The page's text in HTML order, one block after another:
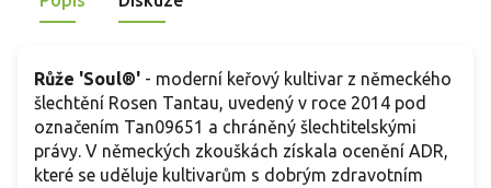
nabízí.
Růže 'Soul®' - moderní keřový kultivar z německého
šlechtění Rosen Tantau, uvedený v roce 2014 pod
označením Tan09651 a chráněný šlechtitelskými
právy. V německých zkouškách získala ocenění ADR,
které se uděluje kultivarům s dobrým zdravotním